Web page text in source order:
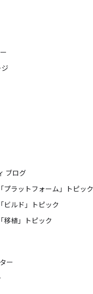
ブログ
プラットフォーム」トピック
ビルド」トピック
移植」トピック
ー